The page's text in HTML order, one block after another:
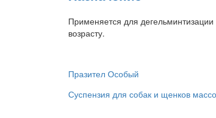
Применяется для
возрасту.
Празител Особый
Суспензия для собак и щенков